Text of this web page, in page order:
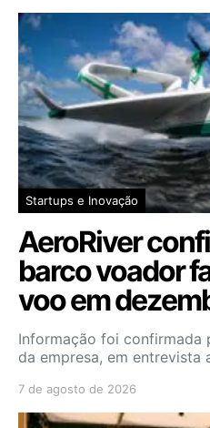
Startups e Inovação
AeroRiver
barco voador
voo em
Informação foi confirmada
da empresa, em entrevista
7 de agosto de 2026